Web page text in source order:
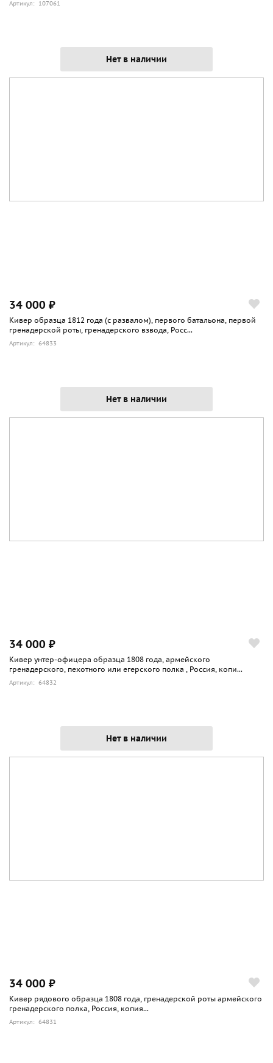
Артикул: 107061
Нет в наличии
34 000 ₽
Кивер образца 1812 года (с развалом), первого батальона, первой
гренадерской роты, гренадерского взвода, Росс...
Артикул: 64833
Нет в наличии
34 000 ₽
Кивер унтер-офицера образца 1808 года, армейского
гренадерского, пехотного или егерского полка , Россия, копи...
Артикул: 64832
Нет в наличии
34 000 ₽
Кивер рядового образца 1808 года, гренадерской роты армейского
гренадерского полка, Россия, копия...
Артикул: 64831